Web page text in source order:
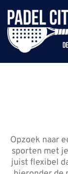
Opzoek naar
sporten met
juist flexibel